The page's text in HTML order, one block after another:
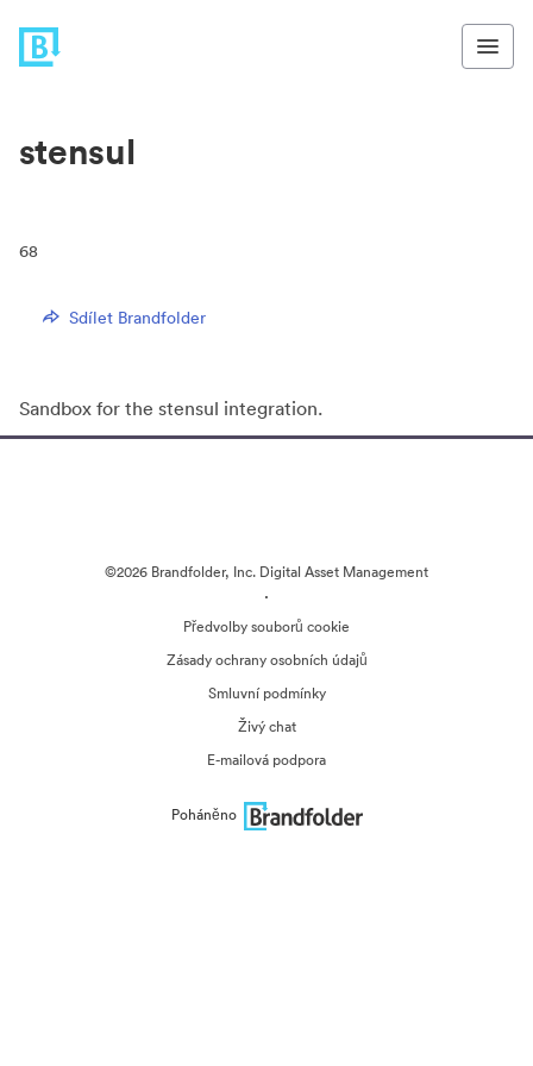
stensul
68
Sdílet Brandfolder
Sandbox for the stensul integration.
©2026 Brandfolder, Inc. Digital Asset Management
·
Předvolby souborů cookie
Zásady ochrany osobních údajů
Smluvní podmínky
Živý chat
E-mailová podpora
Poháněno